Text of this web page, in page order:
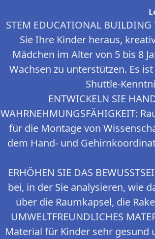
STEM EDUCATIONAL
Sie Ihre Kinder heraus,
Mädchen im Alter von 5 bis 8
Wachsen zu unterstützen. Es
Shuttle-
ENTWICKELN SIE
WAHRNEHMUNGSFÄHIGKEIT:
für die Montage von
dem Hand- und
ERHÖHEN SIE DAS
bei, in der Sie analysieren, wie
über die Raumkapsel, die
UMWELTFREUNDLICHES
Material für Kinder sehr